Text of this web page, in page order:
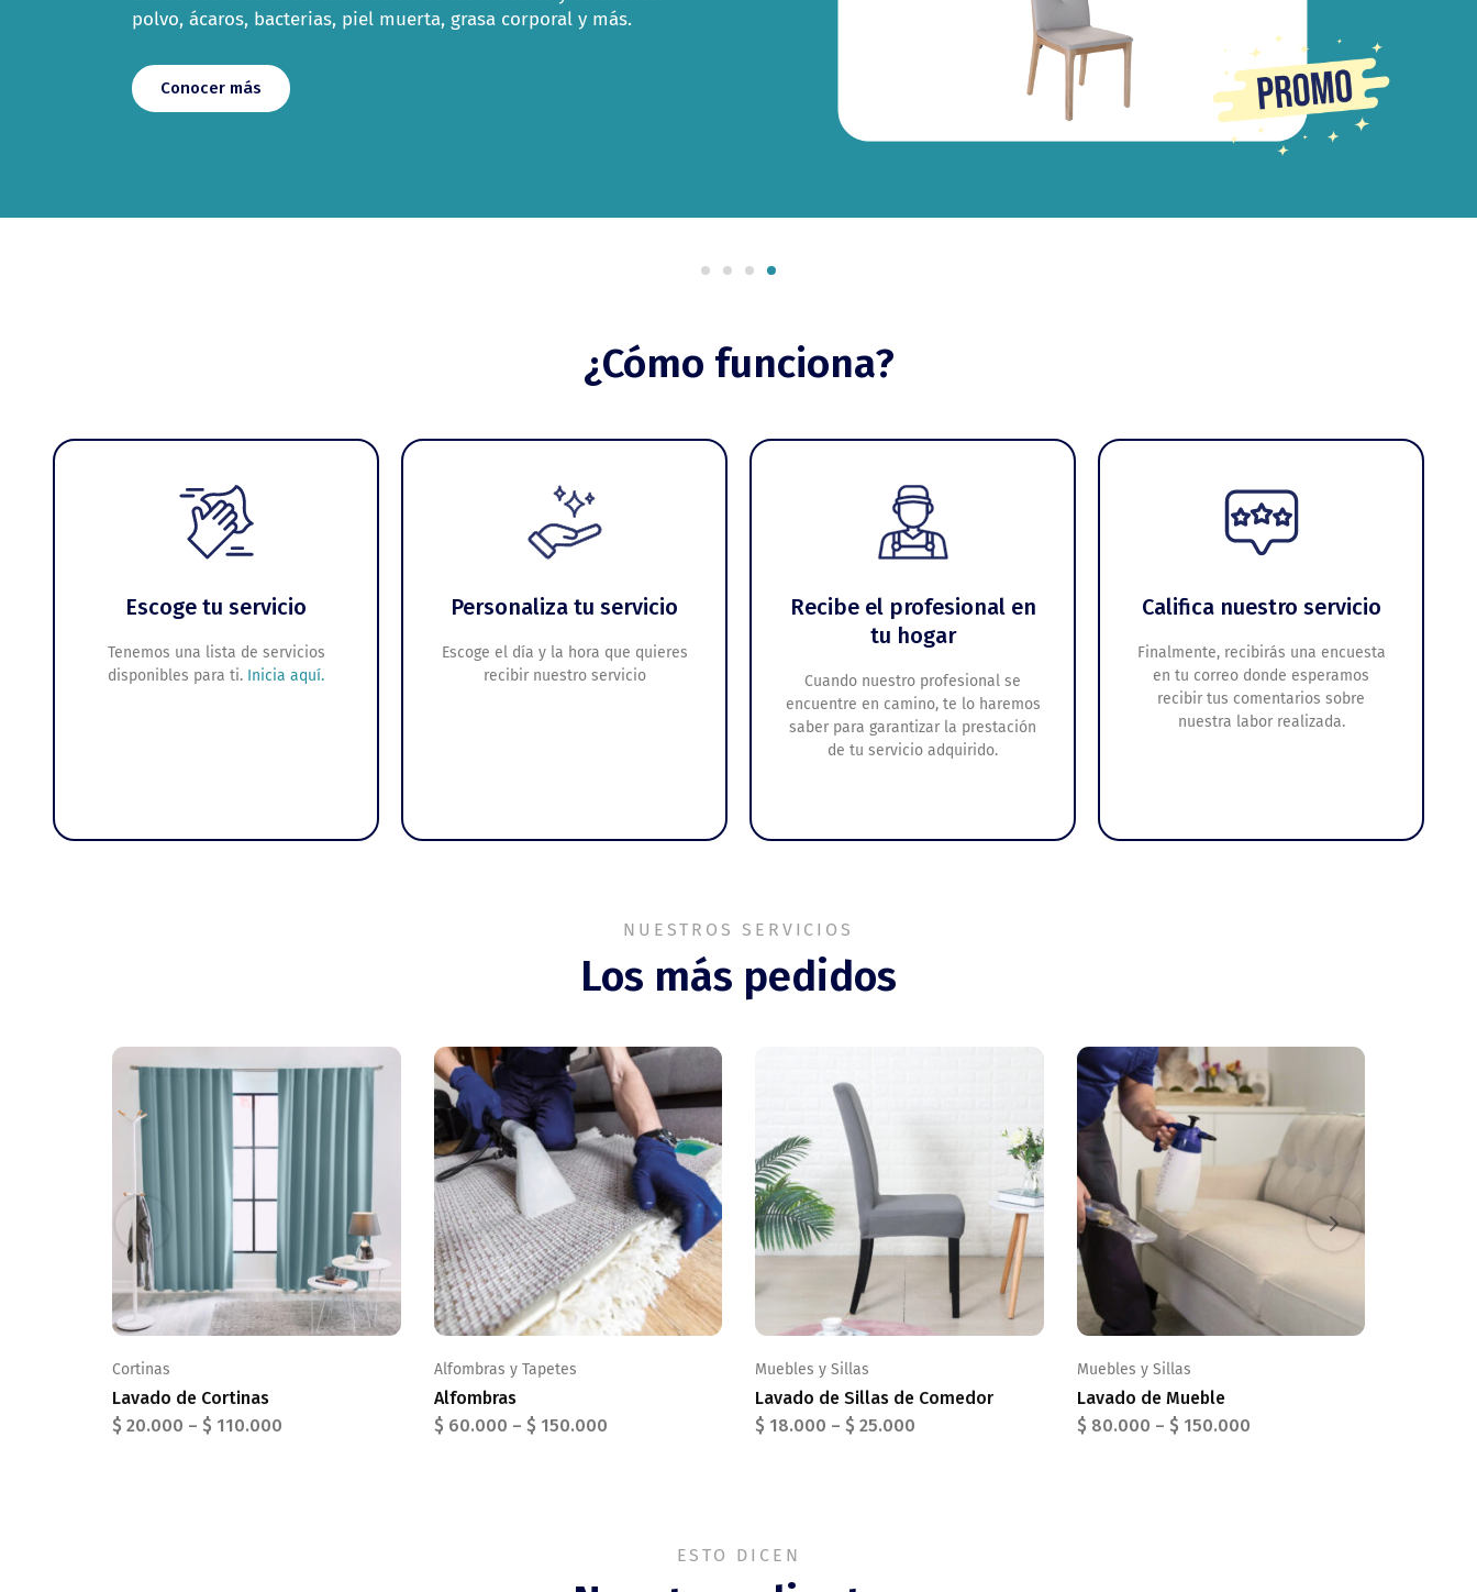
polvo, ácaros, bacterias, piel muerta, grasa corporal y más.
Conocer más
¿Cómo funciona?
Escoge tu servicio
Tenemos una lista de servicios
disponibles para ti. Inicia aquí.
Personaliza tu servicio
Escoge el día y la hora que quieres
recibir nuestro servicio
Recibe el profesional en
tu hogar
Cuando nuestro profesional se
encuentre en camino, te lo haremos
saber para garantizar la prestación
de tu servicio adquirido.
Califica nuestro servicio
Finalmente, recibirás una encuesta
en tu correo donde esperamos
recibir tus comentarios sobre
nuestra labor realizada.
NUESTROS SERVICIOS
Los más pedidos
Cortinas
Lavado de Cortinas
$ 20.000 – $ 110.000
Alfombras y Tapetes
Alfombras
$ 60.000 – $ 150.000
Muebles y Sillas
Lavado de Sillas de Comedor
$ 18.000 – $ 25.000
Muebles y Sillas
Lavado de Mueble
$ 80.000 – $ 150.000
ESTO DICEN